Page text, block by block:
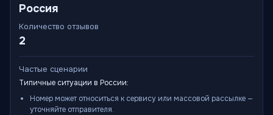
Россия
Количество отзывов
2
Частые сценарии
Типичные ситуации в России:
Номер может относиться к сервису или массовой рассылке —
уточняйте отправителя.